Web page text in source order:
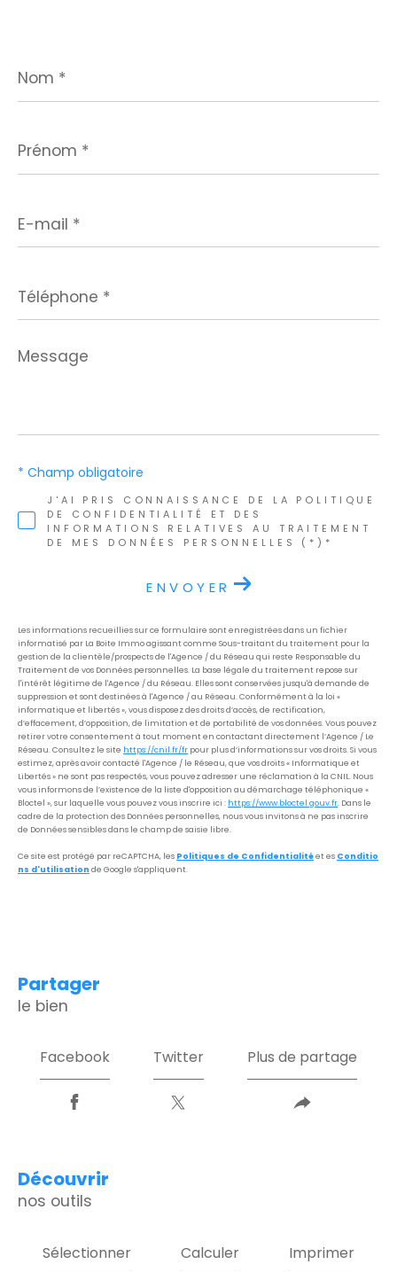
*
*
mail
*
*
Message
*
J'AI PRIS CONNAISSANCE DE LA POLITIQUE
DE CONFIDENTIALITÉ ET DES
INFORMATIONS RELATIVES AU TRAITEMENT
DE MES DONNÉES PERSONNELLES (*)*
* Champ obligatoire
ENVOYER
Les informations recueillies sur ce formulaire sont enregistrées dans un fichier
informatisé par La Boite Immo agissant comme Sous-traitant du traitement pour la
gestion de la clientèle/prospects de l'Agence / du Réseau qui reste Responsable du
Traitement de vos Données personnelles. La base légale du traitement repose sur
l'intérêt légitime de l'Agence / du Réseau. Elles sont conservées jusqu'à demande de
suppression et sont destinées à l'Agence / au Réseau. Conformément à la loi «
informatique et libertés », vous disposez des droits d’accès, de rectification,
d’effacement, d’opposition, de limitation et de portabilité de vos données. Vous pouvez
retirer votre consentement à tout moment en contactant directement l’Agence / Le
Réseau. Consultez le site https://cnil.fr/fr pour plus d’informations sur vos droits. Si vous
estimez, après avoir contacté l'Agence / le Réseau, que vos droits « Informatique et
Libertés » ne sont pas respectés, vous pouvez adresser une réclamation à la CNIL. Nous
vous informons de l’existence de la liste d'opposition au démarchage téléphonique «
Bloctel », sur laquelle vous pouvez vous inscrire ici : https://www.bloctel.gouv.fr. Dans le
cadre de la protection des Données personnelles, nous vous invitons à ne pas inscrire
de Données sensibles dans le champ de saisie libre.
Ce site est protégé par reCAPTCHA, les Politiques de Confidentialitéet es Conditio
ns d'utilisation de Google s'appliquent.
partager
le bien
Facebook Twitter Plus de partage
découvrir
nos outils
Sélectionner Calculer Imprimer